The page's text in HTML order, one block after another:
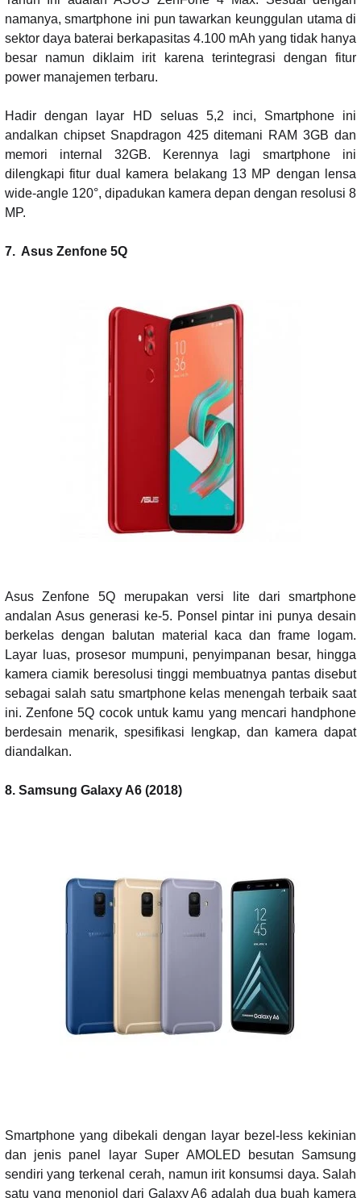
namanya, smartphone ini pun tawarkan keunggulan utama di
sektor daya baterai berkapasitas 4.100 mAh yang tidak hanya
besar namun diklaim irit karena terintegrasi dengan fitur
power manajemen terbaru.
Hadir dengan layar HD seluas 5,2 inci, Smartphone ini
andalkan chipset Snapdragon 425 ditemani RAM 3GB dan
memori internal 32GB. Kerennya lagi smartphone ini
dilengkapi fitur dual kamera belakang 13 MP dengan lensa
wide-angle 120°, dipadukan kamera depan dengan resolusi 8
MP.
7. Asus Zenfone 5Q
Asus Zenfone 5Q merupakan versi lite dari smartphone
andalan Asus generasi ke-5. Ponsel pintar ini punya desain
berkelas dengan balutan material kaca dan frame logam.
Layar luas, prosesor mumpuni, penyimpanan besar, hingga
kamera ciamik beresolusi tinggi membuatnya pantas disebut
sebagai salah satu smartphone kelas menengah terbaik saat
ini. Zenfone 5Q cocok untuk kamu yang mencari handphone
berdesain menarik, spesifikasi lengkap, dan kamera dapat
diandalkan.
8. Samsung Galaxy A6 (2018)
Smartphone yang dibekali dengan layar bezel-less kekinian
dan jenis panel layar Super AMOLED besutan Samsung
sendiri yang terkenal cerah, namun irit konsumsi daya. Salah
satu yang menonjol dari Galaxy A6 adalah dua buah kamera